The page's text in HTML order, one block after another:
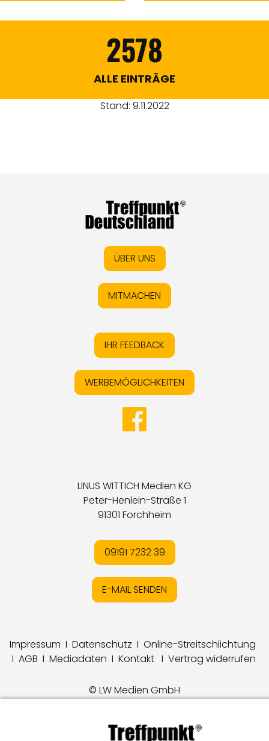
2578
ALLE EINTRÄGE
Stand: 9.11.2022
ÜBER UNS
MITMACHEN
IHR FEEDBACK
WERBEMÖGLICHKEITEN
LINUS WITTICH Medien KG
Peter-Henlein-Straße 1
91301 Forchheim
09191 7232 39
E-MAIL SENDEN
Impressum I Datenschutz I Online-Streitschlichtung
I AGB I Mediadaten I Kontakt I Vertrag widerrufen
© LW Medien GmbH